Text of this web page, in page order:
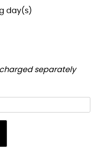
day(s)
separately